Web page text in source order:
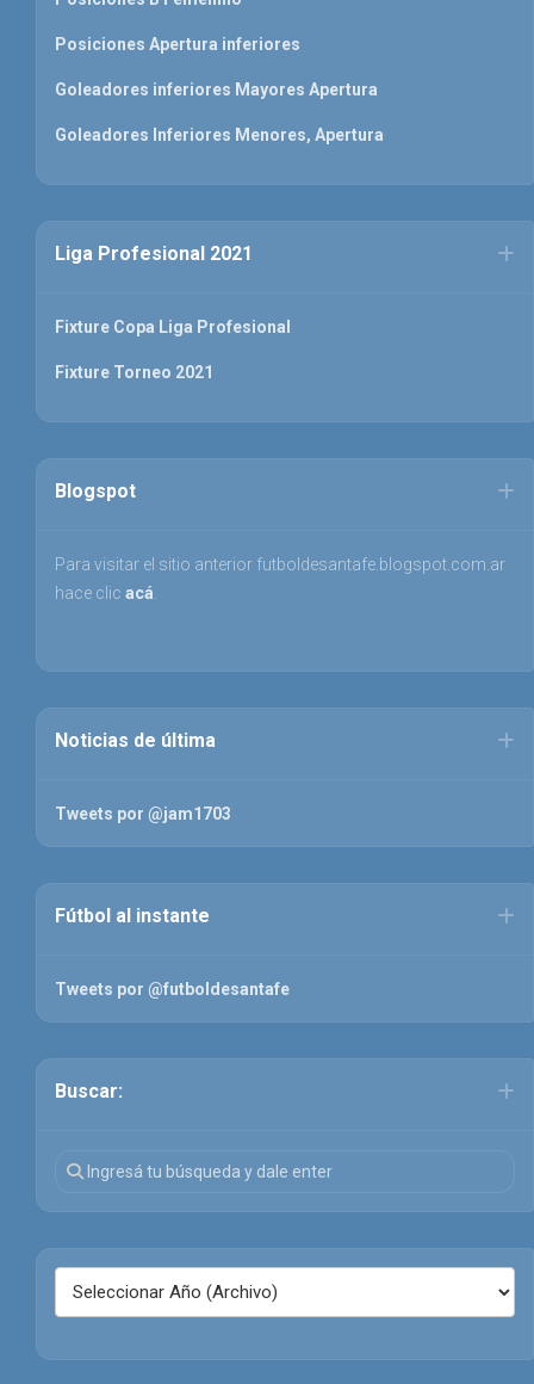
Posiciones Apertura inferiores
Goleadores inferiores Mayores Apertura
Goleadores Inferiores Menores, Apertura
Liga Profesional 2021
Fixture Copa Liga Profesional
Fixture Torneo 2021
Blogspot
Para visitar el sitio anterior futboldesantafe.blogspot.com.ar
hace clic acá
Noticias de última
Tweets por @jam1703
Fútbol al instante
Tweets por @futboldesantafe
Buscar: